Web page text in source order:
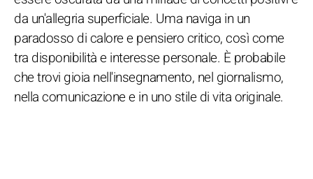
da un'allegria superficiale. Uma naviga in un
paradosso di calore e pensiero critico, così come
tra disponibilità e interesse personale. È probabile
che trovi gioia nell'insegnamento, nel giornalismo,
nella comunicazione e in uno stile di vita originale.